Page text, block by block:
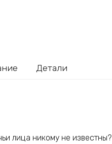
Детали
лица никому не известны?